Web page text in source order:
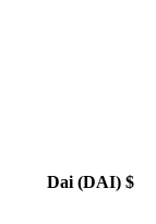
Dai (DAI) $